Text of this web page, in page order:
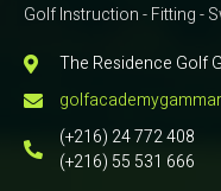
Golf Instruction - Fitting -
The Residence Golf
(+216) 24 772 408
(+216) 55 531 666